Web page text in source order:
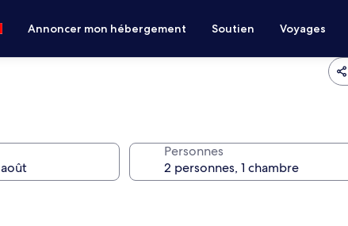
Annoncer mon hébergement Soutien Voyages
Personnes